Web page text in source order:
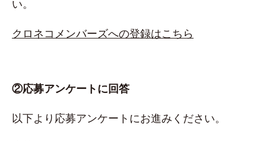
い。
クロネコメンバーズへの登録はこちら
②応募アンケートに回答
以下より応募アンケートにお進みください。